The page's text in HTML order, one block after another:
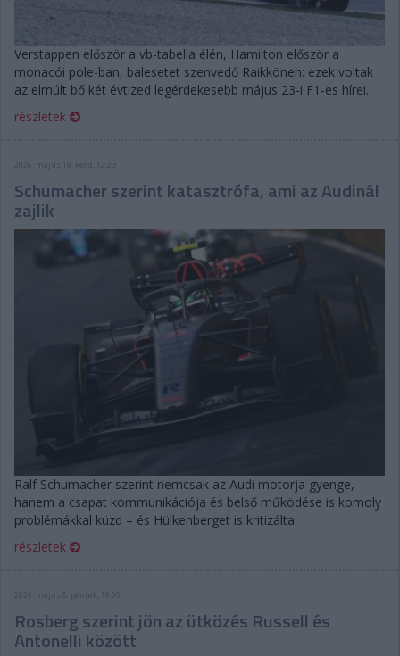
Verstappen először a vb-tabella élén, Hamilton először a
monacói pole-ban, balesetet szenvedő Raikkönen: ezek voltak
az elmúlt bő két évtized legérdekesebb május 23-i F1-es hírei.
részletek
2026. május 19. kedd, 12:23
Schumacher szerint katasztrófa, ami az Audinál
zajlik
Ralf Schumacher szerint nemcsak az Audi motorja gyenge,
hanem a csapat kommunikációja és belső működése is komoly
problémákkal küzd – és Hülkenberget is kritizálta.
részletek
2026. május 8. péntek, 16:00
Rosberg szerint jön az ütközés Russell és
Antonelli között